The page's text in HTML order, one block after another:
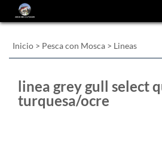
Inicio > Pesca con Mosca > Lineas
linea grey gull select
turquesa/ocre